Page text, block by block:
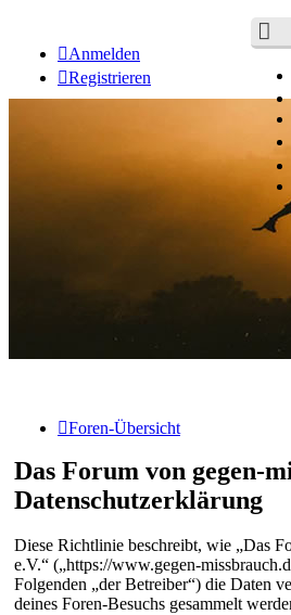
Anmelden
Registrieren
Foren-Übersicht
Das Forum von gegen-
Datenschutzerklärung
Diese Richtlinie beschreibt, wie „Das
e.V.“ („https://www.gegen-
Folgenden „der Betreiber“) die Daten
deines Foren-Besuchs gesammelt